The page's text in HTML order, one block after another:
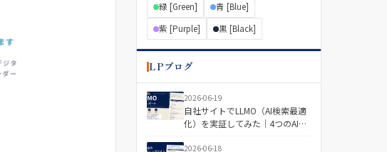
緑 [Green]
青 [Blue]
紫 [Purple]
黒 [Black]
LPブログ
2026-06-19
自社サイトでLLMO（AI検索最適
化）を実証してみた｜4つのAIで
事」を分けた差とは
2026-06-18